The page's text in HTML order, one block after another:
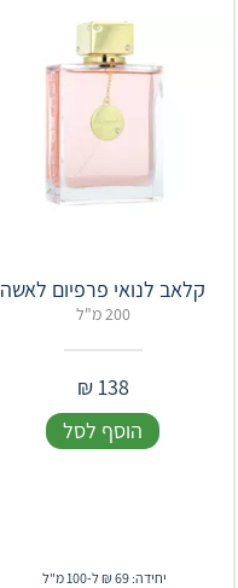
קלאב לנואי פרפיום לאשה
200 מ"ל
138
₪
הוסף לסל
יחידה: 69 ₪ ל-100 מ"ל